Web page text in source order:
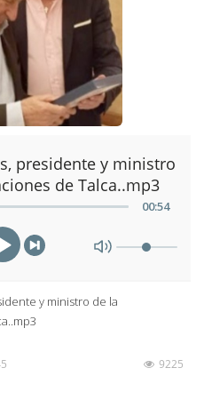
presidente y ministro
de Talca..mp3
00:54
y ministro de la
9225